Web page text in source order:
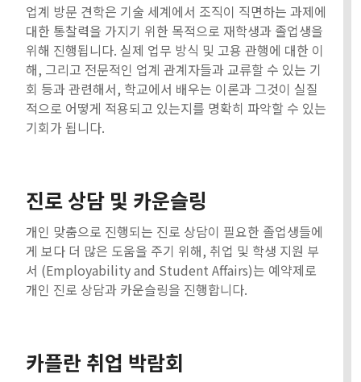
업계 방문 견학은 기술 세계에서 조직이 직면하는 과제에
대한 통찰력을 가지기 위한 목적으로 재학생과 졸업생을
위해 진행됩니다. 실제 업무 방식 및 고용 관행에 대한 이
해, 그리고 전문적인 업계 관계자들과 교류할 수 있는 기
회 등과 관련해서, 학교에서 배우는 이론과 그것이 실질
적으로 어떻게 적용되고 있는지를 명확히 파악할 수 있는
기회가 됩니다.
진로 상담 및 카운슬링
개인 맞춤으로 진행되는 진로 상담이 필요한 졸업생들에
게 보다 더 많은 도움을 주기 위해, 취업 및 학생 지원 부
서 (Employability and Student Affairs)는 예약제로
개인 진로 상담과 카운슬링을 진행합니다.
카플란 취업 박람회